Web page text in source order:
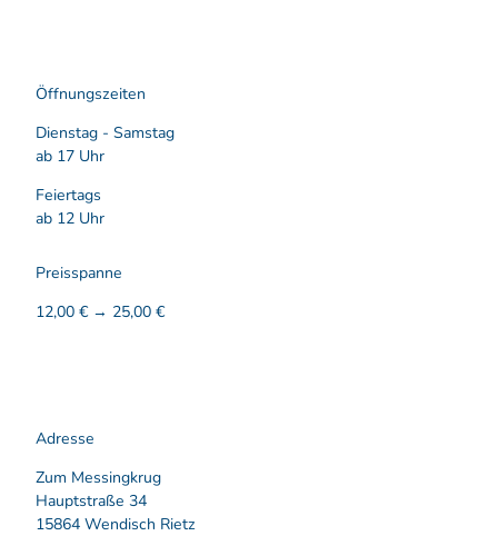
Öffnungszeiten
Dienstag - Samstag
ab 17 Uhr
Feiertags
ab 12 Uhr
Preisspanne
12,00 € → 25,00 €
Adresse
Zum Messingkrug
Hauptstraße 34
15864 Wendisch Rietz